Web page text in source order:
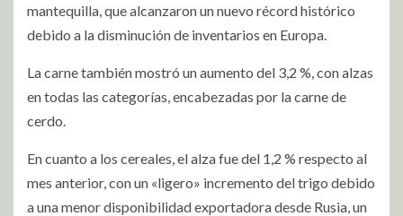
mantequilla, que alcanzaron un nuevo récord histórico
debido a la disminución de inventarios en Europa.
La carne también mostró un aumento del 3,2 %, con alzas
en todas las categorías, encabezadas por la carne de
cerdo.
En cuanto a los cereales, el alza fue del 1,2 % respecto al
mes anterior, con un «ligero» incremento del trigo debido
a una menor disponibilidad exportadora desde Rusia, un